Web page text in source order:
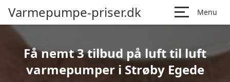
Varmepumpe-priser.dk Menu
Få nemt 3 tilbud på luft til luft
varmepumper i Strøby Egede